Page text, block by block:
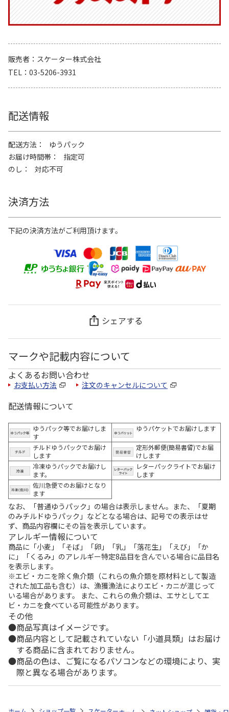
販売者
スケーター株式会社
TEL
03-5206-3931
配送情報
配送方法
ゆうパック
お届け時間帯
指定可
のし
対応不可
決済方法
下記の決済方法がご利用頂けます。
シェアする
マークや記載内容について
よくあるお問い合わせ
お支払い方法 注文のキャンセルについて
配送情報について
ゆうパック等でお届けしま
す
ゆうパケットでお届けします
チルドゆうパックでお届け
します
定形外郵便(簡易書留)でお届
けします
冷凍ゆうパックでお届けし
ます。
レターパックライトでお届け
します
佐川急便でのお届けとなり
ます
なお、「普通ゆうパック」の場合は表示しません。また、「夏期
のみチルドゆうパック」などとなる場合は、記号での表示はせ
ず、商品内容欄にその旨を表示しています。
アレルギー情報について
商品に「小麦」「そば」「卵」「乳」「落花生」「えび」「か
に」「くるみ」のアレルギー特定8品目を含んでいる場合に品目名
を表示します。
※エビ・カニを除く魚介類（これらの魚介類を原材料として製造
された加工品も含む）は、漁獲漁法によりエビ・カニが混じって
いる場合があります。 また、これらの魚介類は、エサとしてエ
ビ・カニを食べている可能性があります。
その他
商品写真はイメージです。
商品内容として記載されていない「小道具類」はお届け
する商品に含まれておりません。
商品の色は、ご覧になるパソコンなどの環境により、実
際と異なる場合があります。